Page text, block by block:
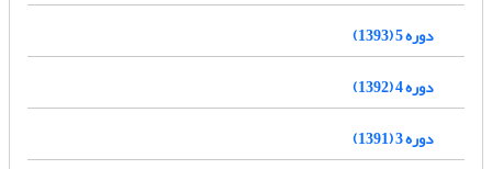
دوره 5 (1393)
دوره 4 (1392)
دوره 3 (1391)